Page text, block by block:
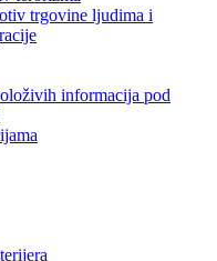
trgovine ljudima i
informacija pod